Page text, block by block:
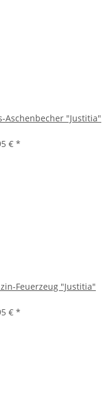
Aschenbecher "Justitia"
€ *
Feuerzeug "Justitia"
€ *